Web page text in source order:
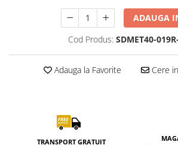
ADAUGA
Cod Produs: SDMET40-
Adauga la Favorite Cere
TRANSPORT GRATUIT